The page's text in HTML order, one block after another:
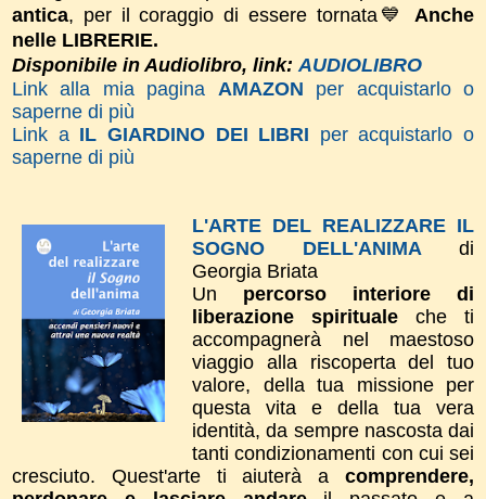
antica, per il coraggio di essere tornata💙 Anche
nelle LIBRERIE.
Disponibile in Audiolibro, link: AUDIOLIBRO
Link alla mia pagina AMAZON per acquistarlo o
saperne di più
Link a IL GIARDINO DEI LIBRI per acquistarlo o
saperne di più
L'ARTE DEL REALIZZARE IL
SOGNO DELL'ANIMA
di
Georgia Briata
Un percorso interiore di
liberazione spirituale che ti
accompagnerà nel maestoso
viaggio alla riscoperta del tuo
valore, della tua missione per
questa vita e della tua vera
identità, da sempre nascosta dai
tanti condizionamenti con cui sei
cresciuto. Quest'arte ti aiuterà a comprendere,